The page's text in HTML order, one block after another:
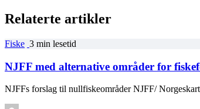
Relaterte artikler
Fiske 3 min lesetid
NJFF med alternative områder for
NJFFs forslag til nullfiskeområder NJFF/